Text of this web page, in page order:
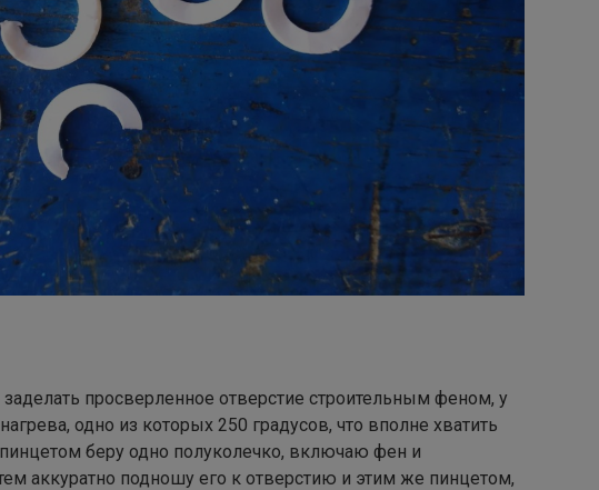
просверленное отверстие строительным феном, у
одно из которых 250 градусов, что вполне хватить
беру одно полуколечко, включаю фен и
аккуратно подношу его к отверстию и этим же пинцетом,